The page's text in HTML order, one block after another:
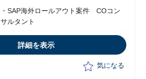
・SAP海外ロールアウト案件 COコン
サルタント
詳細を表示
気になる